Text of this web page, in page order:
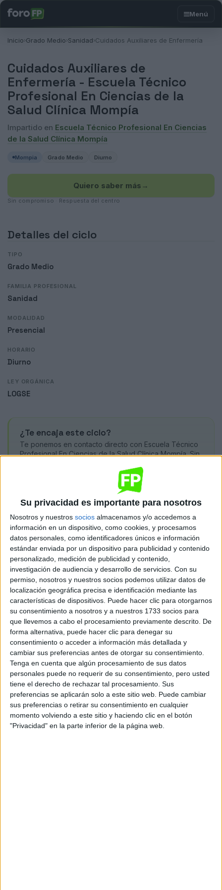
Su privacidad es importante para nosotros
Nosotros y nuestros socios almacenamos y/o accedemos a
información en un dispositivo, como cookies, y procesamos
datos personales, como identificadores únicos e información
estándar enviada por un dispositivo para publicidad y contenido
personalizado, medición de publicidad y contenido,
investigación de audiencia y desarrollo de servicios. Con su
permiso, nosotros y nuestros socios podemos utilizar datos de
localización geográfica precisa e identificación mediante las
características de dispositivos. Puede hacer clic para otorgarnos
su consentimiento a nosotros y a nuestros 1733 socios para
que llevemos a cabo el procesamiento previamente descrito. De
forma alternativa, puede hacer clic para denegar su
consentimiento o acceder a información más detallada y
cambiar sus preferencias antes de otorgar su consentimiento.
Tenga en cuenta que algún procesamiento de sus datos
personales puede no requerir de su consentimiento, pero usted
tiene el derecho de rechazar tal procesamiento. Sus
preferencias se aplicarán solo a este sitio web. Puede cambiar
sus preferencias o retirar su consentimiento en cualquier
momento volviendo a este sitio y haciendo clic en el botón
"Privacidad" en la parte inferior de la página web.
Inicio›Grado Medio›Sanidad›Cuidados Auxiliares de Enfermería
Cuidados Auxiliares de
Enfermería - Escuela Técnico
Profesional En Ciencias de la
Salud Clínica Mompía
Impartido en Escuela Técnico Profesional En Ciencias
de la Salud Clínica Mompía
Mompia Grado Medio Diurno
Quiero saber más →
Sin compromiso · Respuesta del centro
Detalles del ciclo
TIPO
Grado Medio
FAMILIA PROFESIONAL
Sanidad
MODALIDAD
Presencial
HORARIO
Diurno
LEY ORGÁNICA
LOGSE
¿Te encaja este ciclo?
Te ponemos en contacto directo con Escuela Técnico
Profesional En Ciencias de la Salud Clínica Mompía. Sin
Quiero saber más→
Dónde se imparte
Escuela Técnico Profesional En
Ciencias de la Salud Clínica Mompía
Sede
DIRECCIÓN
AVDA. DE LOS CONDES, S/N.
39108 Mompia, Cantabria
+
-